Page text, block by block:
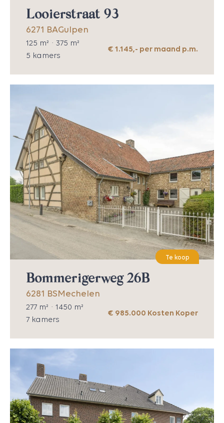
Looierstraat 93
6271 BAGulpen
125 m² · 375 m²
5 kamers
€ 1.145,- per maand p.m.
Bommerigerweg 26B
6281 BSMechelen
277 m² · 1450 m²
7 kamers
€ 985.000 Kosten Koper
Te koop